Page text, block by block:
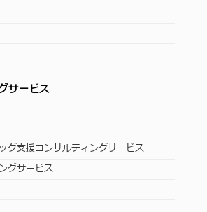
サービス
グ支援コンサルティングサービス
グサービス